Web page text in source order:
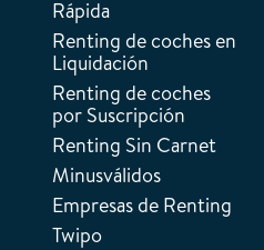
Rápida
Renting de coches en
Liquidación
Renting de coches
por Suscripción
Renting Sin Carnet
Minusválidos
Empresas de Renting
Twipo